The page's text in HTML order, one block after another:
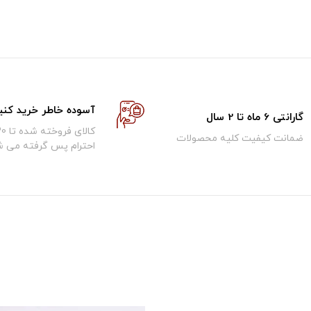
گارانتی 6 ماه تا 2 سال
ضمانت کیفیت کلیه محصولات
آسوده خاطر خرید
احترام پس گرفته می